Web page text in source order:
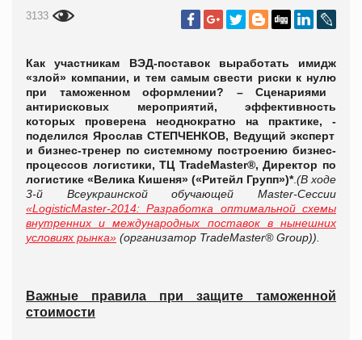
3133
Как участникам ВЭД-поставок выработать имидж
«злой» компании, и тем самым свести риски к нулю
при таможенном оформлении? – Сценариями
антирисковых мероприятий, эффективность
которых проверена неоднократно на практике, -
поделился Ярослав СТЕПЧЕНКОВ, Ведущий эксперт
и бизнес-тренер по системному построению бизнес-
процессов логистики, ТЦ TradeMaster®, Директор по
логистике «Велика Кишеня» («Ритейл Групп»)*.(В ходе
3-й Всеукраинской обучающей Master-Cессии
«LogisticMaster-2014: Разработка оптимальной схемы
внутренних и международных поставок в нынешних
условиях рынка» (организатор TradeMaster® Group)).
Важные правила при защите таможенной
стоимости